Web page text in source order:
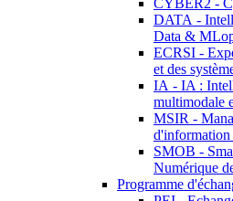
CYBER2 -
DATA -
Data &
ECRSI -
et des
IA - IA :
multimodale
MSIR -
d'information
SMOB -
Numérique
Programme